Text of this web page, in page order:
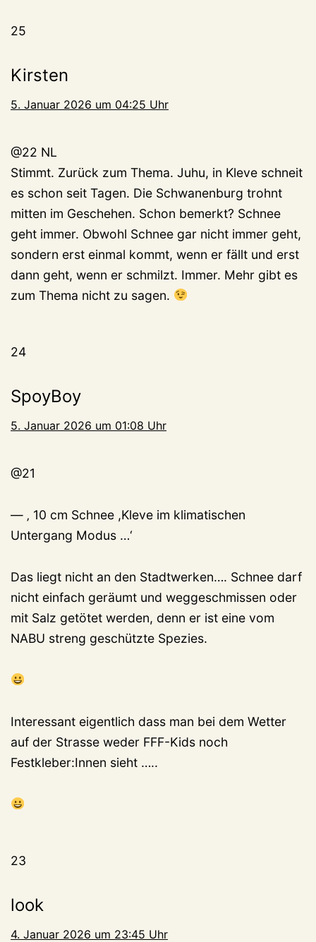
25
Kirsten
5. Januar 2026 um 04:25 Uhr
@22 NL
Stimmt. Zurück zum Thema. Juhu, in Kleve schneit
es schon seit Tagen. Die Schwanenburg trohnt
mitten im Geschehen. Schon bemerkt? Schnee
geht immer. Obwohl Schnee gar nicht immer geht,
sondern erst einmal kommt, wenn er fällt und erst
dann geht, wenn er schmilzt. Immer. Mehr gibt es
zum Thema nicht zu sagen.
24
SpoyBoy
5. Januar 2026 um 01:08 Uhr
@21
— ‚ 10 cm Schnee ,Kleve im klimatischen
Untergang Modus …‘
Das liegt nicht an den Stadtwerken…. Schnee darf
nicht einfach geräumt und weggeschmissen oder
mit Salz getötet werden, denn er ist eine vom
NABU streng geschützte Spezies.
Interessant eigentlich dass man bei dem Wetter
auf der Strasse weder FFF-Kids noch
Festkleber:Innen sieht …..
23
look
4. Januar 2026 um 23:45 Uhr